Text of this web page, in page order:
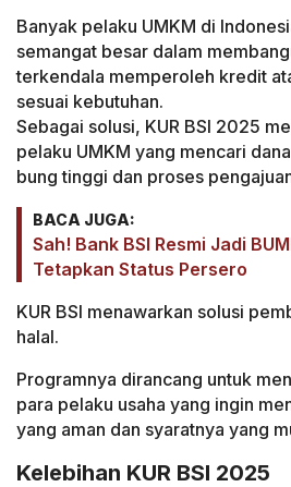
Banyak pelaku UMKM di
semangat besar dalam
terkendala memperoleh kredit
sesuai kebutuhan.
Sebagai solusi, KUR BSI 2025
pelaku UMKM yang mencari
bung tinggi dan proses
BACA JUGA:
Sah! Bank BSI Resmi Jadi
Tetapkan Status Persero
KUR BSI menawarkan solusi
halal.
Programnya dirancang untuk
para pelaku usaha yang ingin
yang aman dan syaratnya yang
Kelebihan KUR BSI 2025